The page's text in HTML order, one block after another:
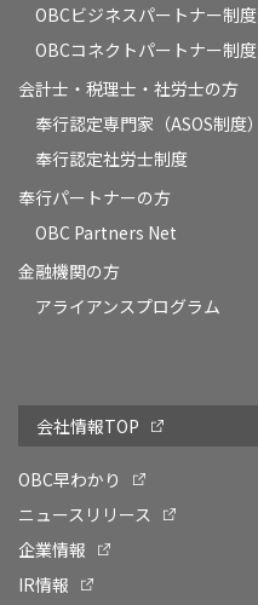
OBCビジネスパートナー制度
OBCコネクトパートナー制度
会計士・税理士・社労士の方
奉行認定専門家（ASOS制度）
奉行認定社労士制度
奉行パートナーの方
OBC Partners Net
金融機関の方
アライアンスプログラム
会社情報TOP
OBC早わかり
ニュースリリース
企業情報
IR情報